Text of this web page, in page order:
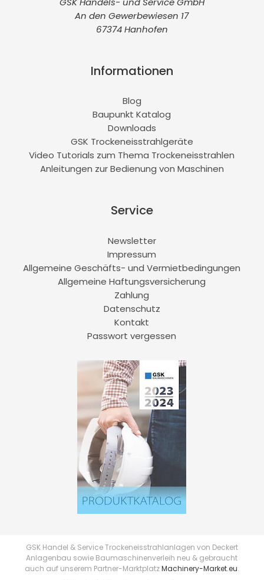
An den Gewerbewiesen 17
67374 Hanhofen
Informationen
Blog
Baupunkt Katalog
Downloads
GSK Trockeneisstrahlgeräte
Video Tutorials zum Thema Trockeneisstrahlen
Anleitungen zur Bedienung von Maschinen
Service
Newsletter
Impressum
Allgemeine Geschäfts- und Vermietbedingungen
Allgemeine Haftungsversicherung
Zahlung
Datenschutz
Kontakt
Passwort vergessen
GSK Handel & Service Trockeneisstrahlanlagen von Deckert
Anlagenbau sowie Baumaschinenverleih neu & gebraucht
auch auf unserem Partner-MarktplatzMachinery-Market.eu.